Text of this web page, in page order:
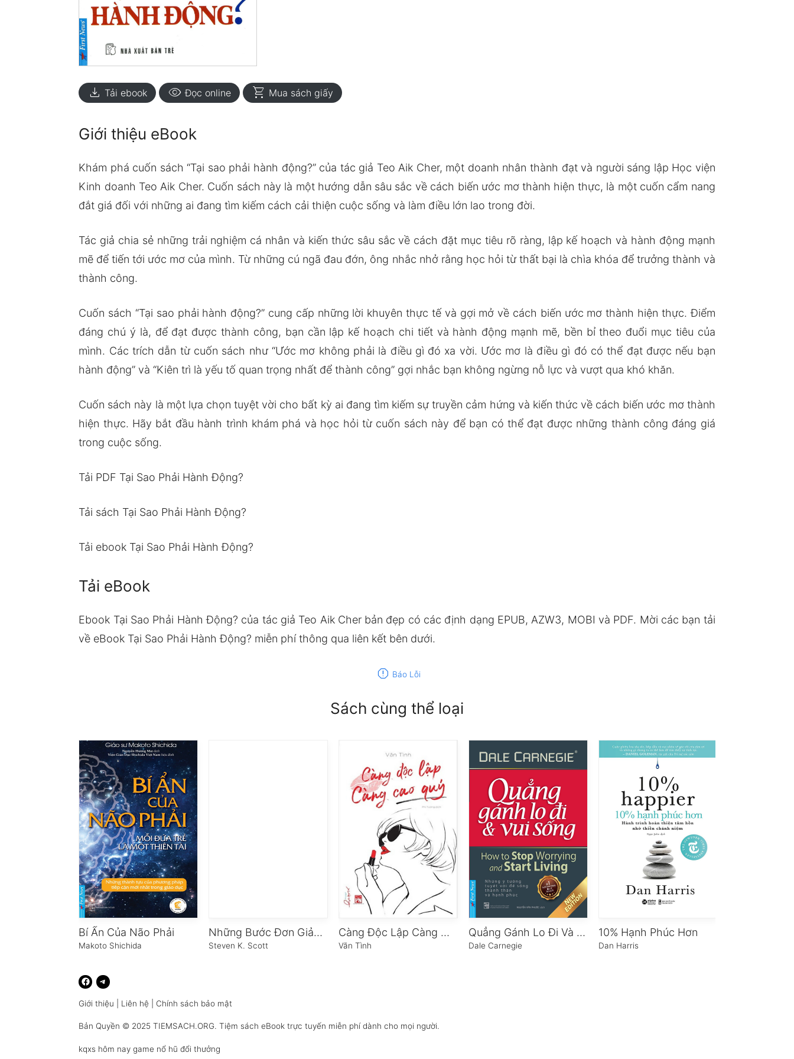
download Tải ebook visibility Đọc online shopping_cart Mua sách giấy
Giới thiệu eBook
Khám phá cuốn sách “Tại sao phải hành động?” của tác giả Teo Aik Cher, một doanh nhân thành đạt và người sáng lập Học viện
Kinh doanh Teo Aik Cher. Cuốn sách này là một hướng dẫn sâu sắc về cách biến ước mơ thành hiện thực, là một cuốn cẩm nang
đắt giá đối với những ai đang tìm kiếm cách cải thiện cuộc sống và làm điều lớn lao trong đời.
Tác giả chia sẻ những trải nghiệm cá nhân và kiến thức sâu sắc về cách đặt mục tiêu rõ ràng, lập kế hoạch và hành động mạnh
mẽ để tiến tới ước mơ của mình. Từ những cú ngã đau đớn, ông nhắc nhở rằng học hỏi từ thất bại là chìa khóa để trưởng thành và
thành công.
Cuốn sách “Tại sao phải hành động?” cung cấp những lời khuyên thực tế và gợi mở về cách biến ước mơ thành hiện thực. Điểm
đáng chú ý là, để đạt được thành công, bạn cần lập kế hoạch chi tiết và hành động mạnh mẽ, bền bỉ theo đuổi mục tiêu của
mình. Các trích dẫn từ cuốn sách như “Ước mơ không phải là điều gì đó xa vời. Ước mơ là điều gì đó có thể đạt được nếu bạn
hành động” và “Kiên trì là yếu tố quan trọng nhất để thành công” gợi nhắc bạn không ngừng nỗ lực và vượt qua khó khăn.
Cuốn sách này là một lựa chọn tuyệt vời cho bất kỳ ai đang tìm kiếm sự truyền cảm hứng và kiến thức về cách biến ước mơ thành
hiện thực. Hãy bắt đầu hành trình khám phá và học hỏi từ cuốn sách này để bạn có thể đạt được những thành công đáng giá
trong cuộc sống.
Tải PDF Tại Sao Phải Hành Động?
Tải sách Tại Sao Phải Hành Động?
Tải ebook Tại Sao Phải Hành Động?
Tải eBook
Ebook Tại Sao Phải Hành Động? của tác giả Teo Aik Cher bản đẹp có các định dạng EPUB, AZW3, MOBI và PDF. Mời các bạn tải
về eBook Tại Sao Phải Hành Động? miễn phí thông qua liên kết bên dưới.
report Báo Lỗi
Sách cùng thể loại
Bí Ẩn Của Não Phải
Makoto Shichida
Những Bước Đơn Giản Đến Ước Mơ
Steven K. Scott
Càng Độc Lập Càng Cao Quý
Vãn Tình
Quẳng Gánh Lo Đi Và Vui Sống
Dale Carnegie
10% Hạnh Phúc Hơn
Dan Harris
Giới thiệu Liên hệ Chính sách bảo mật
Bản Quyền © 2025TIEMSACH.ORG. Tiệm sách eBook trực tuyến miễn phí dành cho mọi người.
kqxs hôm nay game nổ hũ đổi thưởng